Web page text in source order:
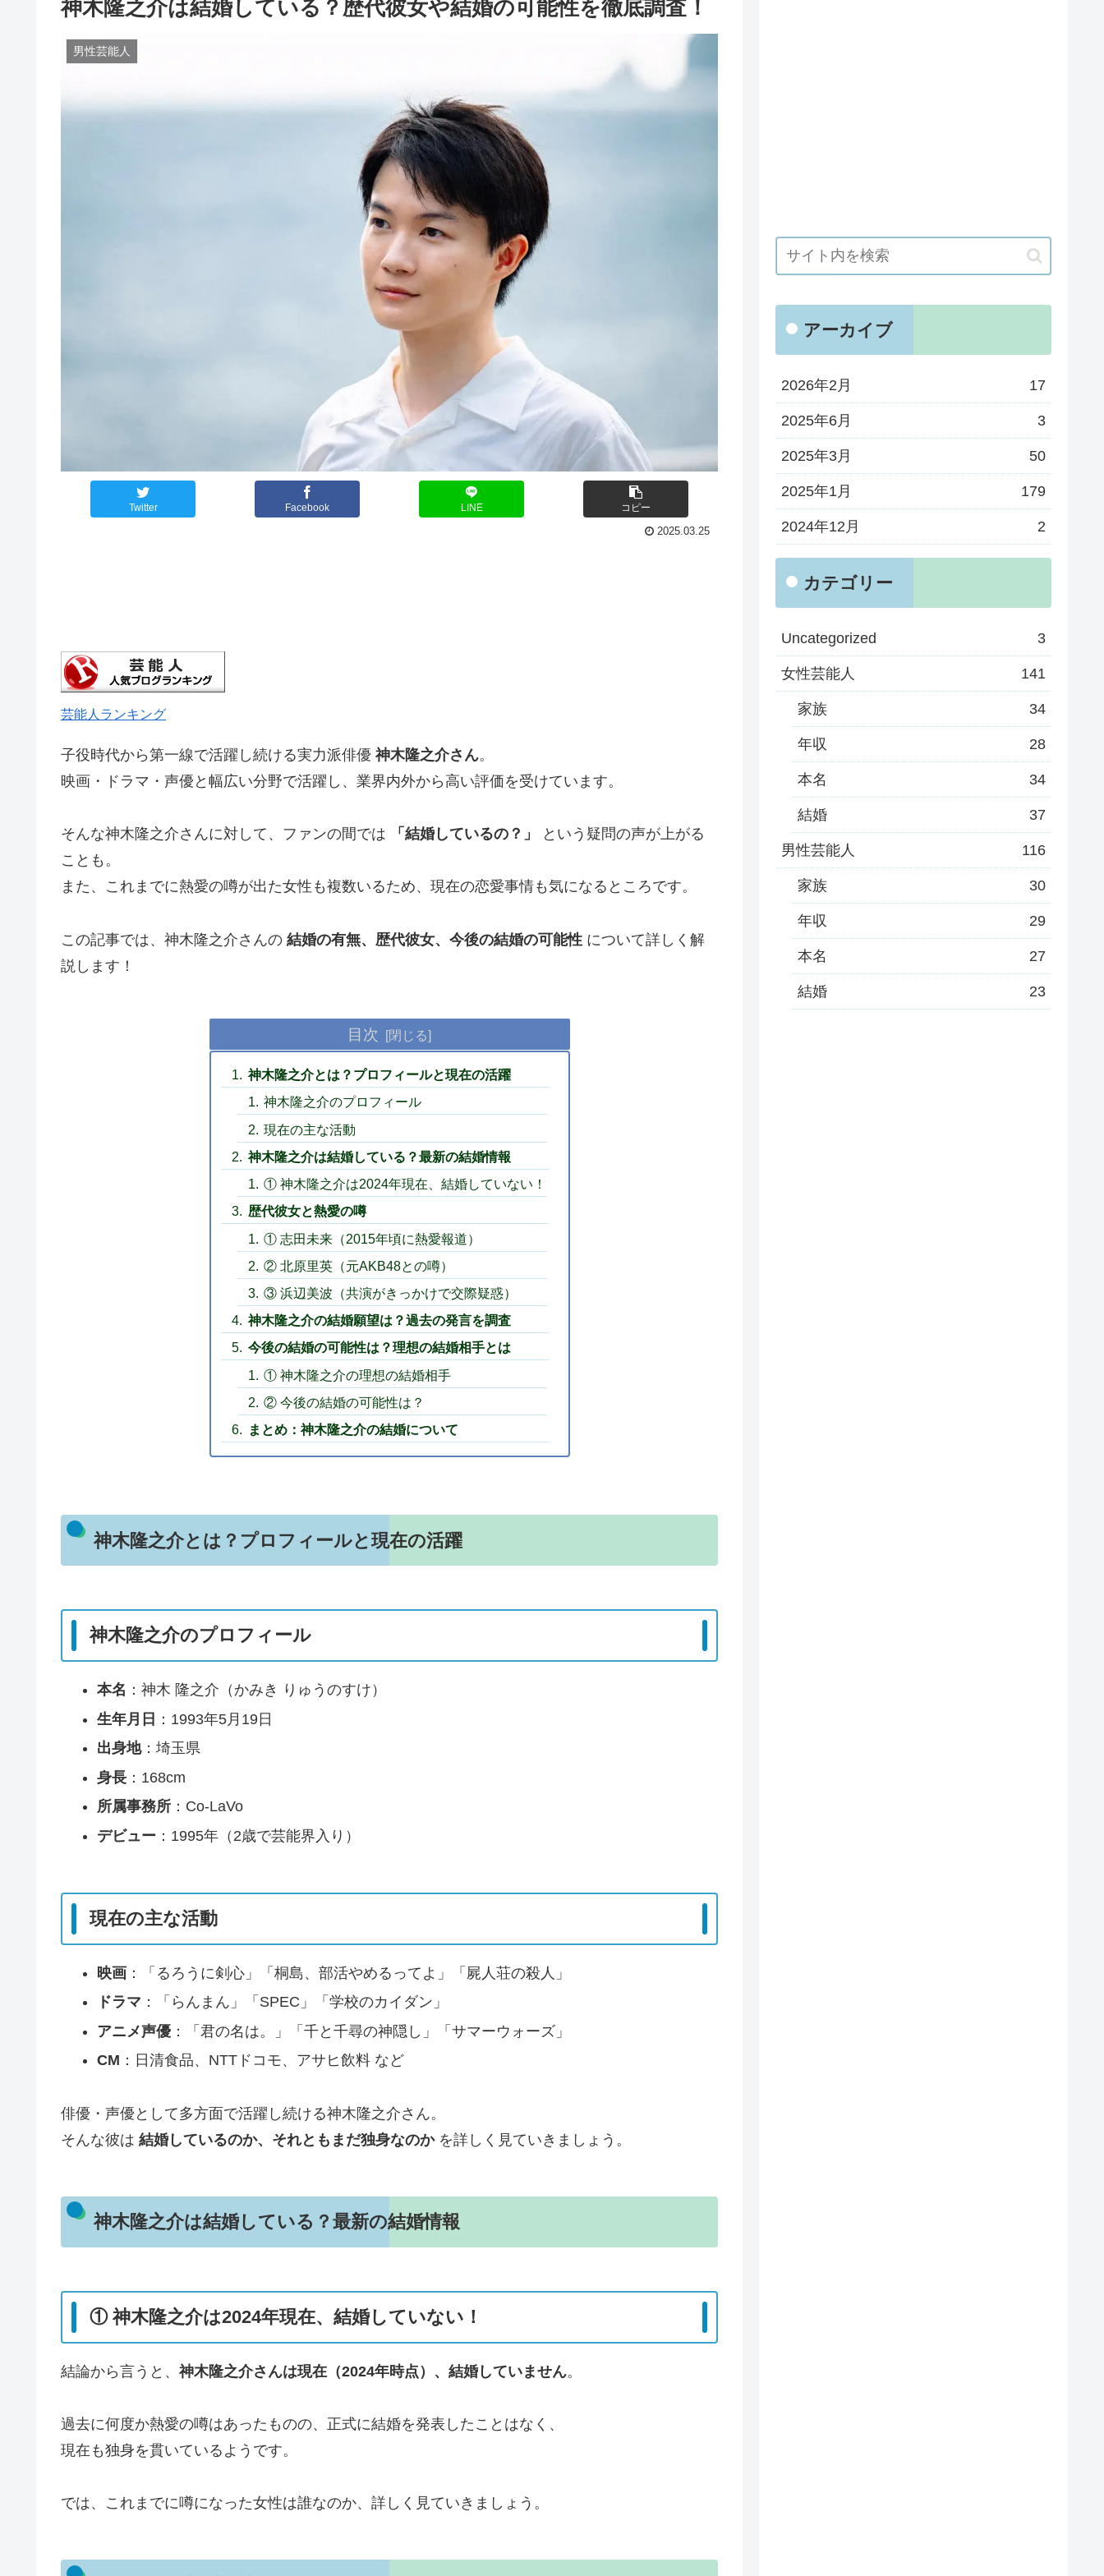
神木隆之介は結婚している？歴代彼女や結婚の可能性を徹底調査！
男性芸能人
Twitter Facebook LINE コピー
2025.03.25
芸能人ランキング
子役時代から第一線で活躍し続ける実力派俳優 神木隆之介さん。
映画・ドラマ・声優と幅広い分野で活躍し、業界内外から高い評価を受けています。
そんな神木隆之介さんに対して、ファンの間では 「結婚しているの？」
という疑問の声が上がる
ことも。
また、これまでに熱愛の噂が出た女性も複数いるため、現在の恋愛事情も気になるところです。
この記事では、神木隆之介さんの 結婚の有無、歴代彼女、今後の結婚の可能性 について詳しく解
説します！
目次
神木隆之介とは？プロフィールと現在の活躍
神木隆之介のプロフィール
現在の主な活動
神木隆之介は結婚している？最新の結婚情報
① 神木隆之介は2024年現在、結婚していない！
歴代彼女と熱愛の噂
① 志田未来（2015年頃に熱愛報道）
② 北原里英（元AKB48との噂）
③ 浜辺美波（共演がきっかけで交際疑惑）
神木隆之介の結婚願望は？過去の発言を調査
今後の結婚の可能性は？理想の結婚相手とは
① 神木隆之介の理想の結婚相手
② 今後の結婚の可能性は？
まとめ：神木隆之介の結婚について
神木隆之介とは？プロフィールと現在の活躍
神木隆之介のプロフィール
本名 ：神木 隆之介（かみき りゅうのすけ）
生年月日 ：1993年5月19日
出身地：埼玉県
身長：168cm
所属事務所：Co-LaVo
デビュー：1995年（2歳で芸能界入り）
現在の主な活動
映画：「るろうに剣心」「桐島、部活やめるってよ」「屍人荘の殺人」
ドラマ ：「らんまん」「SPEC」「学校のカイダン」
アニメ声優：「君の名は。」「千と千尋の神隠し」「サマーウォーズ」
CM ：日清食品、NTTドコモ、アサヒ飲料 など
俳優・声優として多方面で活躍し続ける神木隆之介さん。
そんな彼は 結婚しているのか、それともまだ独身なのかを詳しく見ていきましょう。
神木隆之介は結婚している？最新の結婚情報
① 神木隆之介は2024年現在、結婚していない！
結論から言うと、 神木隆之介さんは現在（2024年時点）、結婚していません。
過去に何度か熱愛の噂はあったものの、正式に結婚を発表したことはなく、
現在も独身を貫いているようです。
では、これまでに噂になった女性は誰なのか、詳しく見ていきましょう。
アーカイブ
2026年2月 17
2025年6月 3
2025年3月 50
2025年1月 179
2024年12月 2
カテゴリー
Uncategorized 3
女性芸能人 141
家族 34
年収 28
本名 34
結婚 37
男性芸能人 116
家族 30
年収 29
本名 27
結婚 23